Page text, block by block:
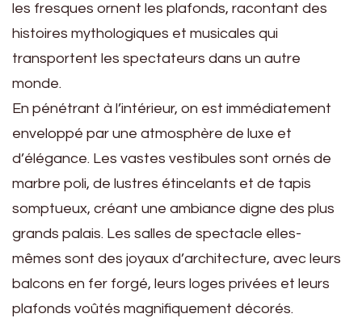
les fresques ornent les plafonds, racontant des
histoires mythologiques et musicales qui
transportent les spectateurs dans un autre
monde.
En pénétrant à l’intérieur, on est immédiatement
enveloppé par une atmosphère de luxe et
d’élégance. Les vastes vestibules sont ornés de
marbre poli, de lustres étincelants et de tapis
somptueux, créant une ambiance digne des plus
grands palais. Les salles de spectacle elles-
mêmes sont des joyaux d’architecture, avec leurs
balcons en fer forgé, leurs loges privées et leurs
plafonds voûtés magnifiquement décorés.